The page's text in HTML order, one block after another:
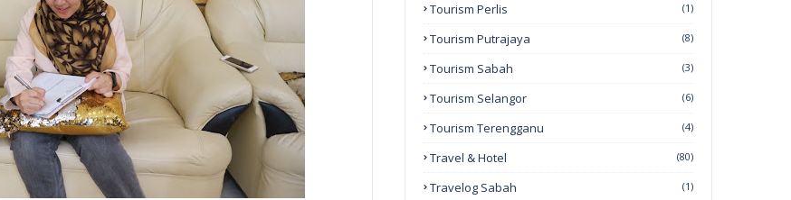
Tourism Perlis (1)
Tourism Putrajaya (8)
Tourism Sabah (3)
Tourism Selangor (6)
Tourism Terengganu (4)
Travel & Hotel (80)
Travelog Sabah (1)